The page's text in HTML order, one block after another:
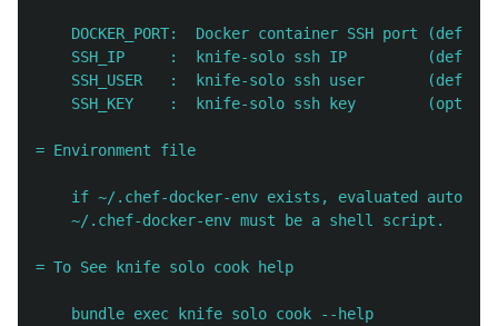
DOCKER_PORT:  Docker container SSH port
SSH_IP     :  knife-solo ssh IP
SSH_USER   :  knife-solo ssh user
SSH_KEY    :  knife-solo ssh key
= Environment file
if ~/.chef-docker-env exists, evaluated
    ~/.chef-docker-env must be a shell script.
= To See knife solo cook help